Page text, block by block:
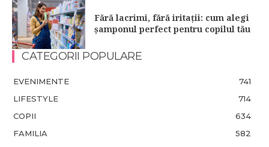
Fără lacrimi, fără iritații: cum alegi
șamponul perfect pentru copilul tău
CATEGORII POPULARE
EVENIMENTE
741
LIFESTYLE
714
COPII
634
FAMILIA
582